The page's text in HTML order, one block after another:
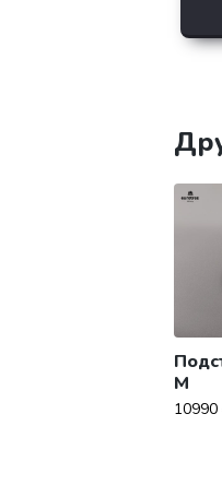
M
10990